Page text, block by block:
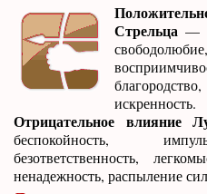
Стрельца —
искренность.
Отрицательное влияние
беспокойность,
безответственность,
ненадежность, распыление